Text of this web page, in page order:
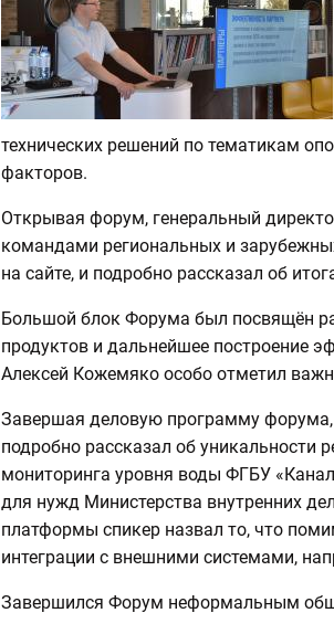
технических решений по тематикам
факторов.
Открывая форум, генеральный
командами региональных и
на сайте, и подробно рассказал об
Большой блок Форума был посвящён
продуктов и дальнейшее построение
Алексей Кожемяко особо отметил
Завершая деловую программу форума,
подробно рассказал об уникальности
мониторинга уровня воды ФГБУ
для нужд Министерства внутренних
платформы спикер назвал то, что
интеграции с внешними системами,
Завершился Форум неформальным